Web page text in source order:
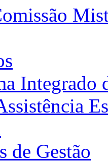
Integrado
de Gestão